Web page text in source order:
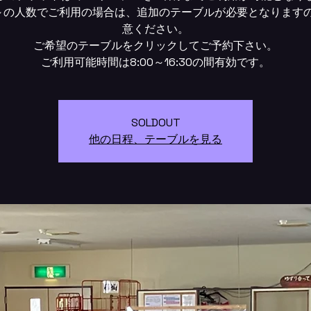
人数でご利用の場合は、追加のテーブルが必要となります
意ください。
ご希望のテーブルをクリックしてご予約下さい。
SOLDOUT
他の日程、テーブルを見る